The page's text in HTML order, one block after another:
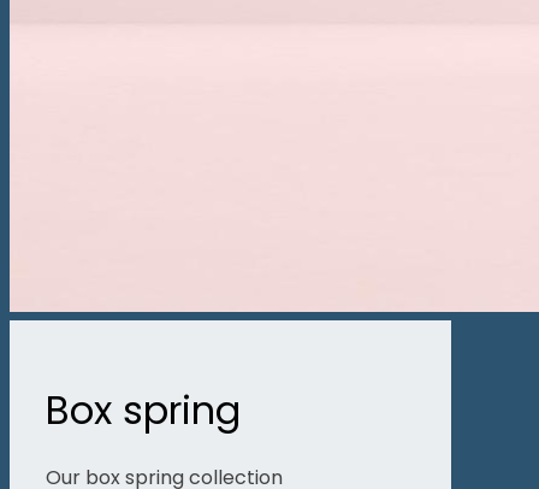
Box spring
Our box spring collection